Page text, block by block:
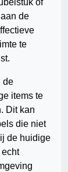
of
de
te
de
items te
Dit kan
die niet
de huidige